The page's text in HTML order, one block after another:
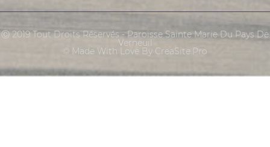
Ⓒ 2019 Tout Droits Réservés - Paroisse Sainte Marie Du Pays De
Verneuil
© Made With Love By CreaSite.Pro